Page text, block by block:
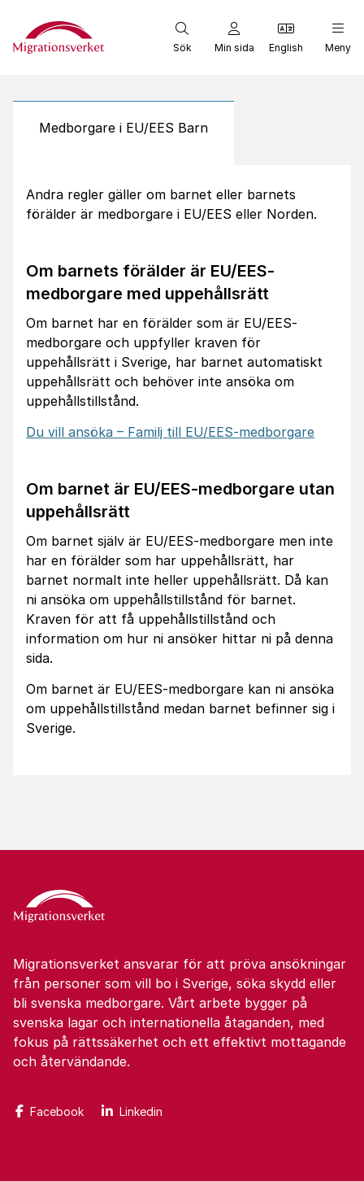
Start
Sök Min sida English Meny
Medborgare i EU/EES Barn
Andra regler gäller om barnet eller barnets
förälder är medborgare i EU/EES eller Norden.
Om barnets förälder är EU/EES-
medborgare med uppehållsrätt
Om barnet har en förälder som är EU/EES-
medborgare och uppfyller kraven för
uppehållsrätt i Sverige, har barnet automatiskt
uppehållsrätt och behöver inte ansöka om
uppehållstillstånd.
Du vill ansöka – Familj till EU/EES-medborgare
Om barnet är EU/EES-medborgare utan
uppehållsrätt
Om barnet själv är EU/EES-medborgare men inte
har en förälder som har uppehållsrätt, har
barnet normalt inte heller uppehållsrätt. Då kan
ni ansöka om uppehållstillstånd för barnet.
Kraven för att få uppehållstillstånd och
information om hur ni ansöker hittar ni på denna
sida.
Om barnet är EU/EES-medborgare kan ni ansöka
om uppehållstillstånd medan barnet befinner sig i
Sverige.
Migrationsverket ansvarar för att pröva ansökningar
från personer som vill bo i Sverige, söka skydd eller
bli svenska medborgare. Vårt arbete bygger på
svenska lagar och internationella åtaganden, med
fokus på rättssäkerhet och ett effektivt mottagande
och återvändande.
Facebook Linkedin